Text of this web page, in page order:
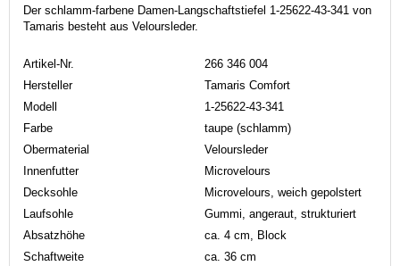
Der schlamm-farbene Damen-Langschaftstiefel 1-25622-43-341 von
Tamaris besteht aus Veloursleder.
Artikel-Nr.
266 346 004
Hersteller
Tamaris Comfort
Modell
1-25622-43-341
Farbe
taupe (schlamm)
Obermaterial
Veloursleder
Innenfutter
Microvelours
Decksohle
Microvelours, weich gepolstert
Laufsohle
Gummi, angeraut, strukturiert
Absatzhöhe
ca. 4 cm, Block
Schaftweite
ca. 36 cm